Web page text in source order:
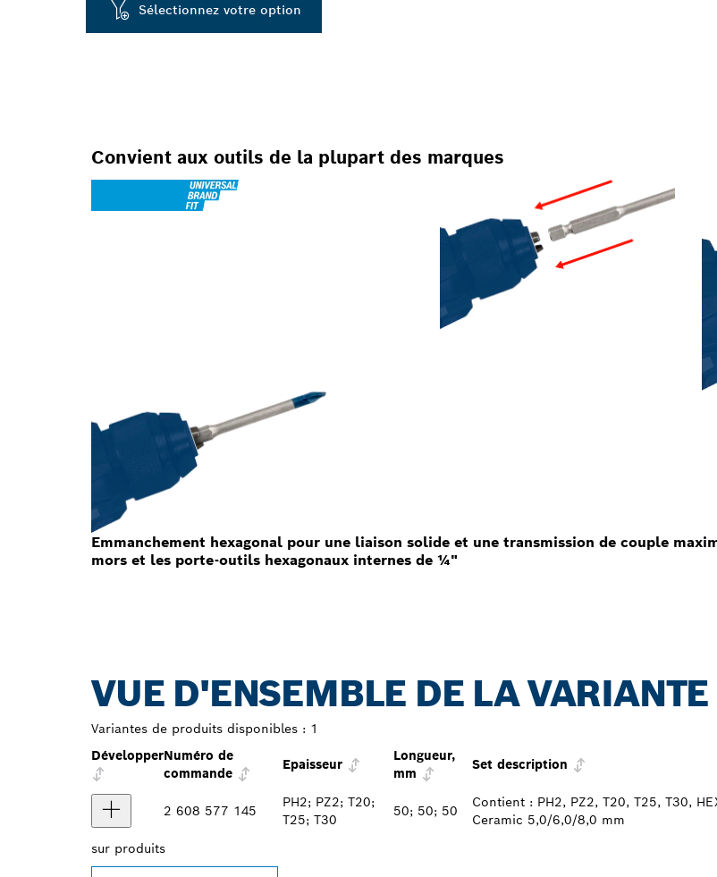
Sélectionnez votre option
Convient aux outils de la plupart des marques
Emmanchement hexagonal pour une liaison solide et une transmission de couple
mors et les porte-outils hexagonaux internes de ¼"
VUE D'ENSEMBLE DE LA VARIANTE
Variantes de produits disponibles : 1
DévelopperNuméro de
commande
Epaisseur
Longueur,
mm
Set description
2 608 577 145
PH2; PZ2; T20;
T25; T30
50; 50; 50
Contient : PH2, PZ2, T20, T25, T30,
Ceramic 5,0/6,0/8,0 mm
sur produits